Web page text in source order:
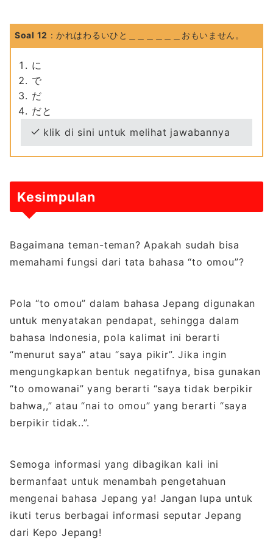
Soal 12 : かれはわるいひと＿＿＿＿＿＿おもいません。
に
で
だ
だと
klik di sini untuk melihat jawabannya
Kesimpulan
Bagaimana teman-teman? Apakah sudah bisa
memahami fungsi dari tata bahasa “to omou”?
Pola “to omou” dalam bahasa Jepang digunakan
untuk menyatakan pendapat, sehingga dalam
bahasa Indonesia, pola kalimat ini berarti
“menurut saya” atau “saya pikir”. Jika ingin
mengungkapkan bentuk negatifnya, bisa gunakan
“to omowanai” yang berarti “saya tidak berpikir
bahwa,,” atau “nai to omou” yang berarti “saya
berpikir tidak..”.
Semoga informasi yang dibagikan kali ini
bermanfaat untuk menambah pengetahuan
mengenai bahasa Jepang ya! Jangan lupa untuk
ikuti terus berbagai informasi seputar Jepang
dari Kepo Jepang!